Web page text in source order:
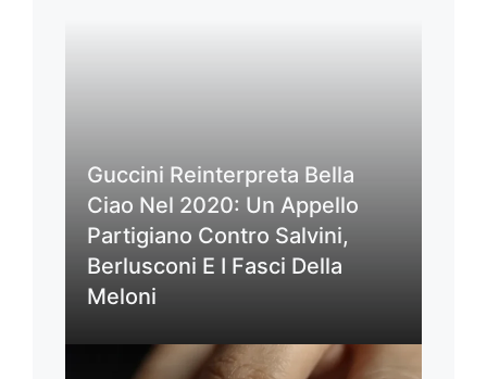
Guccini Reinterpreta Bella
Ciao Nel 2020: Un Appello
Partigiano Contro Salvini,
Berlusconi E I Fasci Della
Meloni